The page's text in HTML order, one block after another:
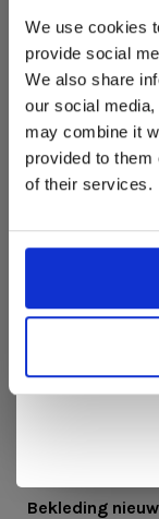
We use cookies
provide social
We also share
our social
may combine it
provided to them
of their services.
Nummers:
roze: Re-wool
Bekleding
In onze
designmeubelen
merken.
Gelderland,
voordelig
Liever nieuw
designmeubel
Kom langs in
mooiste